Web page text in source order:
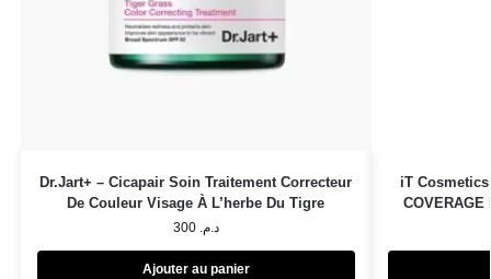
Dr.Jart+ – Cicapair Soin Traitement Correcteur
De Couleur Visage À L’herbe Du Tigre
د.م. 300
Ajouter au panier
iT Cosmetics
COVERAGE